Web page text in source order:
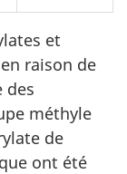
et
raison de
des
méthyle
de
ont été